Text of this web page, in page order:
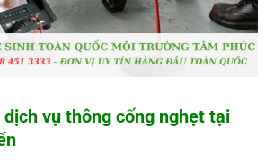
vụ thông cống nghẹt tại